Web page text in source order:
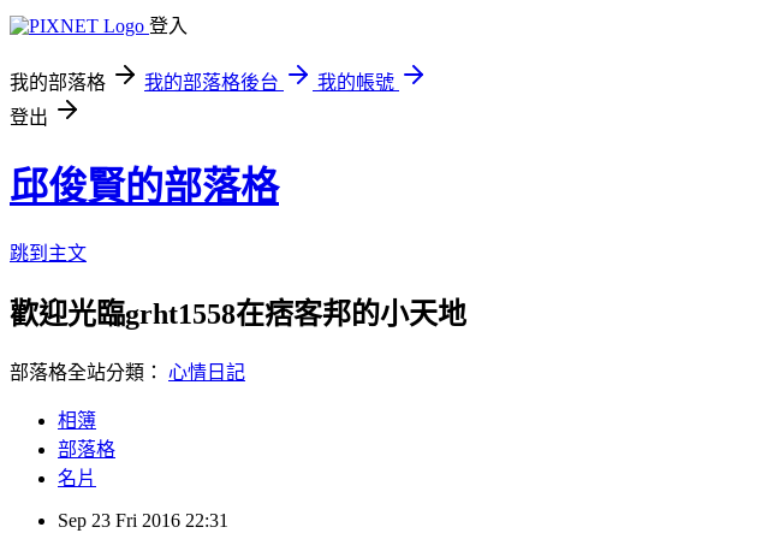
登入
我的部落格 我的部落格後台
我的帳號
登出
邱俊賢的部落格
跳到主文
歡迎光臨grht1558在痞客邦的小天地
部落格全站分類： 心情日記
相簿
部落格
名片
Sep 23 Fri 2016 22:31